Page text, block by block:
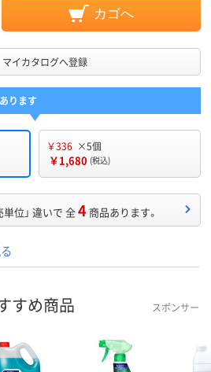
カゴへ
マイカタログへ登録
ります
￥336 ×5個
￥1,680 (税込)
単位」 違いで 全4 商品あります。
すめ商品 スポンサー